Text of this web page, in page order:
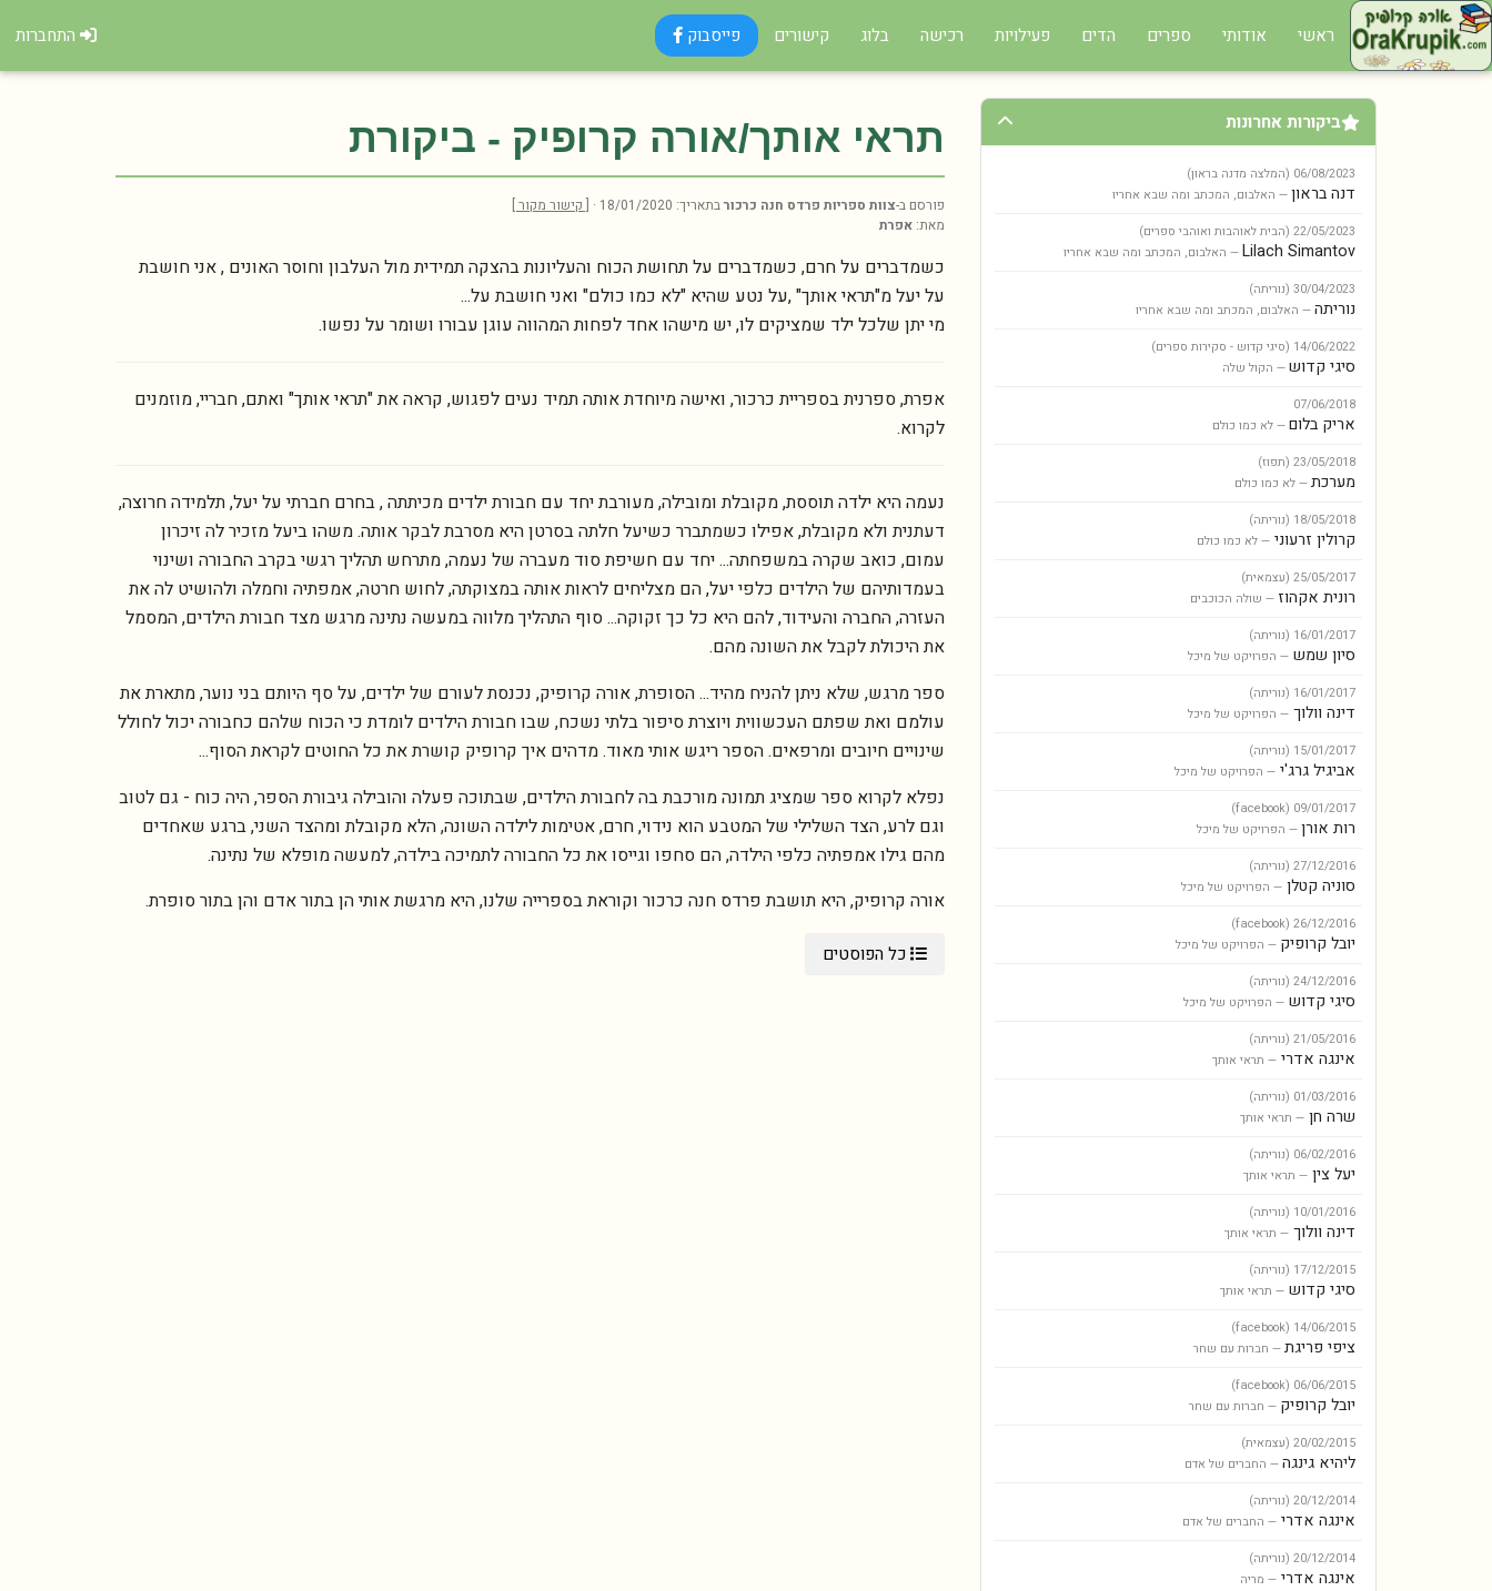
ראשי אודותי ספרים הדים פעילויות רכישה בלוג קישורים פייסבוק התחברות
ביקורות אחרונות
06/08/2023 (המלצה מדנה בראון)
דנה בראון— האלבום, המכתב ומה שבא אחריו
22/05/2023 (הבית לאוהבות ואוהבי ספרים)
Lilach Simantov— האלבום, המכתב ומה שבא אחריו
30/04/2023 (נוריתה)
נוריתה— האלבום, המכתב ומה שבא אחריו
14/06/2022 (סיגי קדוש - סקירות ספרים)
סיגי קדוש— הקול שלה
07/06/2018
אריק בלום— לא כמו כולם
23/05/2018 (תפוז)
מערכת— לא כמו כולם
18/05/2018 (נוריתה)
קרולין זרעוני — לא כמו כולם
25/05/2017 (עצמאית)
רונית אקהוז — שולה הכוכבים
16/01/2017 (נוריתה)
סיון שמש — הפרויקט של מיכל
16/01/2017 (נוריתה)
דינה וולוך — הפרויקט של מיכל
15/01/2017 (נוריתה)
אביגיל גרג'י — הפרויקט של מיכל
09/01/2017
(facebook)
רות אורן— הפרויקט של מיכל
27/12/2016 (נוריתה)
סוניה קטלן — הפרויקט של מיכל
26/12/2016
(facebook)
יובל קרופיק — הפרויקט של מיכל
24/12/2016 (נוריתה)
סיגי קדוש — הפרויקט של מיכל
21/05/2016 (נוריתה)
אינגה אדרי — תראי אותך
01/03/2016 (נוריתה)
שרה חן — תראי אותך
06/02/2016 (נוריתה)
יעל צין — תראי אותך
10/01/2016 (נוריתה)
דינה וולוך — תראי אותך
17/12/2015 (נוריתה)
סיגי קדוש — תראי אותך
14/06/2015
(facebook)
ציפי פריגת— חברות עם שחר
06/06/2015
(facebook)
יובל קרופיק — חברות עם שחר
20/02/2015 (עצמאית)
ליהיא גינגה— החברים של אדם
20/12/2014 (נוריתה)
אינגה אדרי — החברים של אדם
20/12/2014 (נוריתה)
אינגה אדרי — מריה
תראי אותך/אורה קרופיק - ביקורת
פורסם ב-צוות ספריות פרדס חנה כרכורבתאריך: 18/01/2020 ·
[ קישור מקור ]
מאת:אפרת
כשמדברים על חרם, כשמדברים על תחושת הכוח והעליונות בהצקה תמידית מול העלבון וחוסר האונים , אני חושבת
על יעל מ"תראי אותך" ,על נטע שהיא "לא כמו כולם" ואני חושבת על...
מי יתן שלכל ילד שמציקים לו, יש מישהו אחד לפחות המהווה עוגן עבורו ושומר על נפשו.
אפרת, ספרנית בספריית כרכור, ואישה מיוחדת אותה תמיד נעים לפגוש, קראה את "תראי אותך" ואתם, חבריי, מוזמנים
לקרוא.
נעמה היא ילדה תוססת, מקובלת ומובילה, מעורבת יחד עם חבורת ילדים מכיתתה , בחרם חברתי על יעל, תלמידה חרוצה,
דעתנית ולא מקובלת, אפילו כשמתברר כשיעל חלתה בסרטן היא מסרבת לבקר אותה. משהו ביעל מזכיר לה זיכרון
עמום, כואב שקרה במשפחתה... יחד עם חשיפת סוד מעברה של נעמה, מתרחש תהליך רגשי בקרב החבורה ושינוי
בעמדותיהם של הילדים כלפי יעל, הם מצליחים לראות אותה במצוקתה, לחוש חרטה, אמפתיה וחמלה ולהושיט לה את
העזרה, החברה והעידוד, להם היא כל כך זקוקה... סוף התהליך מלווה במעשה נתינה מרגש מצד חבורת הילדים, המסמל
את היכולת לקבל את השונה מהם.
ספר מרגש, שלא ניתן להניח מהיד... הסופרת, אורה קרופיק, נכנסת לעורם של ילדים, על סף היותם בני נוער, מתארת את
עולמם ואת שפתם העכשווית ויוצרת סיפור בלתי נשכח, שבו חבורת הילדים לומדת כי הכוח שלהם כחבורה יכול לחולל
שינויים חיובים ומרפאים. הספר ריגש אותי מאוד. מדהים איך קרופיק קושרת את כל החוטים לקראת הסוף...
נפלא לקרוא ספר שמציג תמונה מורכבת בה לחבורת הילדים, שבתוכה פעלה והובילה גיבורת הספר, היה כוח - גם לטוב
וגם לרע, הצד השלילי של המטבע הוא נידוי, חרם, אטימות לילדה השונה, הלא מקובלת ומהצד השני, ברגע שאחדים
מהם גילו אמפתיה כלפי הילדה, הם סחפו וגייסו את כל החבורה לתמיכה בילדה, למעשה מופלא של נתינה.
אורה קרופיק, היא תושבת פרדס חנה כרכור וקוראת בספרייה שלנו, היא מרגשת אותי הן בתור אדם והן בתור סופרת.
כל הפוסטים